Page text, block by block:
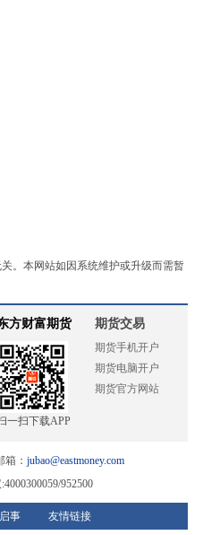
。本网站如因系统维护或升级而需暂
方财富期货
一扫下载APP
期货交易
期货手机开户
期货电脑开户
期货官方网站
： jubao@eastmoney.com
952500
事 友情链接